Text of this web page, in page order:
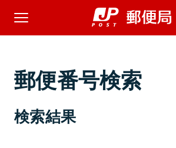
郵便番号検索
検索結果